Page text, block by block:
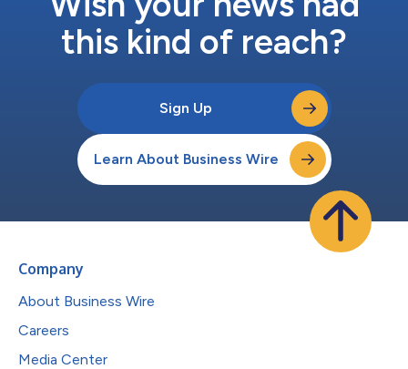
this kind of reach?
Sign Up
Learn About Business Wire
Company
About Business Wire
Careers
Media Center